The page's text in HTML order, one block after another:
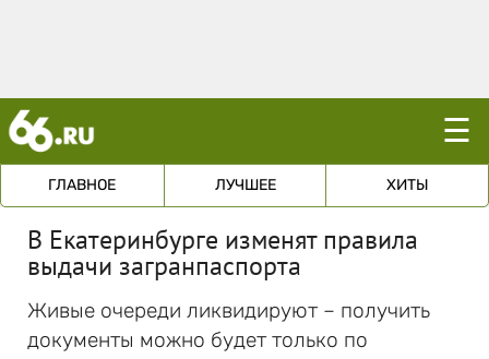
☰
ГЛАВНОЕ ЛУЧШЕЕ ХИТЫ
В Екатеринбурге изменят правила
выдачи загранпаспорта
Живые очереди ликвидируют – получить
документы можно будет только по